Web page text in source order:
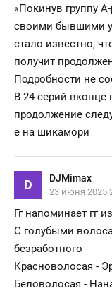
«Покинув группу
своими бывшими
стало известно,
получит
Подробности не
В 24 серий
продолжение
е на шикамори
D DJMimax
23 июня 2025
Гг напоминает гг
С голубыми
безработного
Красноволосая -
Беловолосая -